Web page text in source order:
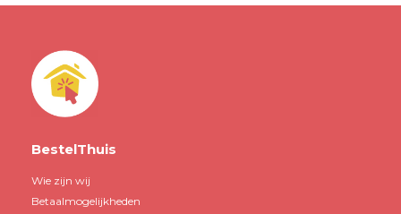
BestelThuis
Wie zijn wij
Betaalmogelijkheden